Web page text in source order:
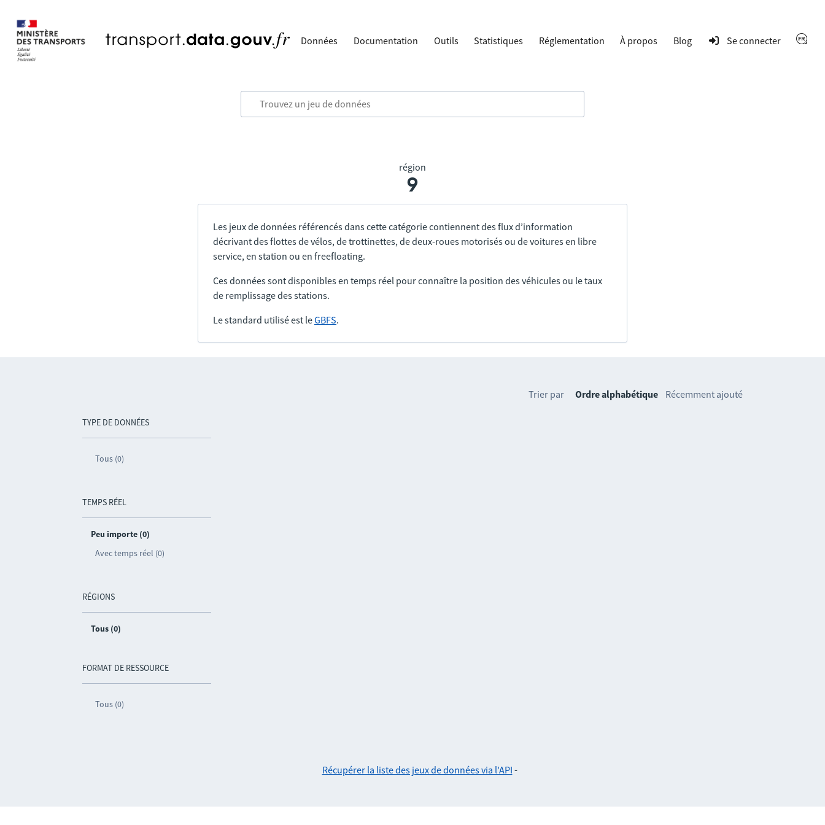
Données Documentation Outils Statistiques Réglementation À propos Blog Se connecter
région
9
Les jeux de données référencés dans cette catégorie contiennent des flux d’information
décrivant des flottes de vélos, de trottinettes, de deux-roues motorisés ou de voitures en libre
service, en station ou en freefloating.
Ces données sont disponibles en temps réel pour connaître la position des véhicules ou le taux
de remplissage des stations.
Le standard utilisé est leGBFS.
TYPE DE DONNÉES
Tous (0)
TEMPS RÉEL
Peu importe (0)
Avec temps réel (0)
RÉGIONS
Tous (0)
FORMAT DE RESSOURCE
Tous (0)
Trier par Ordre alphabétique Récemment ajouté
Récupérer la liste des jeux de données via l'API -